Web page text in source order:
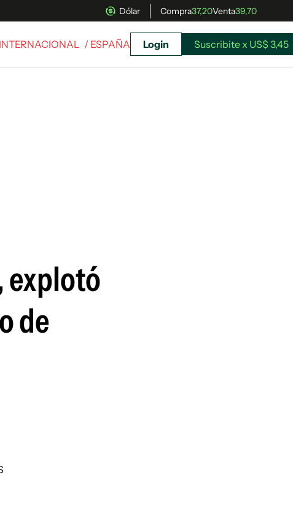
Dólar Compra37,20Venta39,70
Suscribite x US$ 3,45
Siguenos en:
/ ESPAÑA Login Suscribite x US$ 3,45
explotó
de